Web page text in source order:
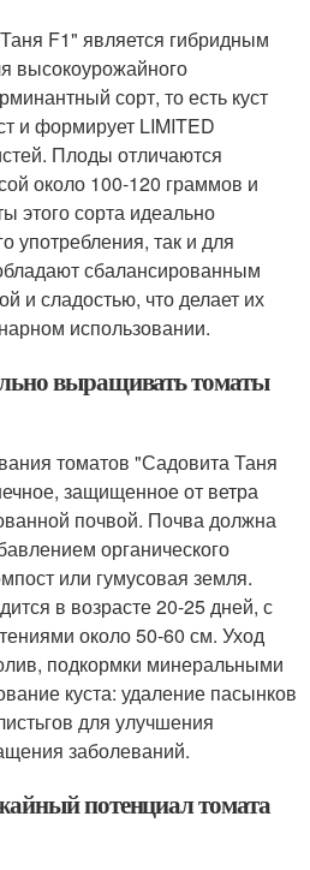
F1" является гибридным
высокоурожайного
сорт, то есть куст
и формирует LIMITED
Плоды отличаются
около 100-120 граммов и
этого сорта идеально
употребления, так и для
сбалансированным
и сладостью, что делает их
использовании.
выращивать томаты
томатов "Садовита Таня
защищенное от ветра
почвой. Почва должна
органического
или гумусовая земля.
в возрасте 20-25 дней, с
около 50-60 см. Уход
подкормки минеральными
куста: удаление пасынков
для улучшения
заболеваний.
потенциал томата